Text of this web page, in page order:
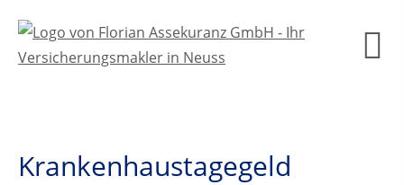
Krankenhaustagegeld